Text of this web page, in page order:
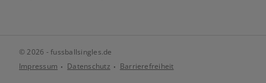
© 2026 - fussballsingles.de
Impressum
Datenschutz Barrierefreiheit